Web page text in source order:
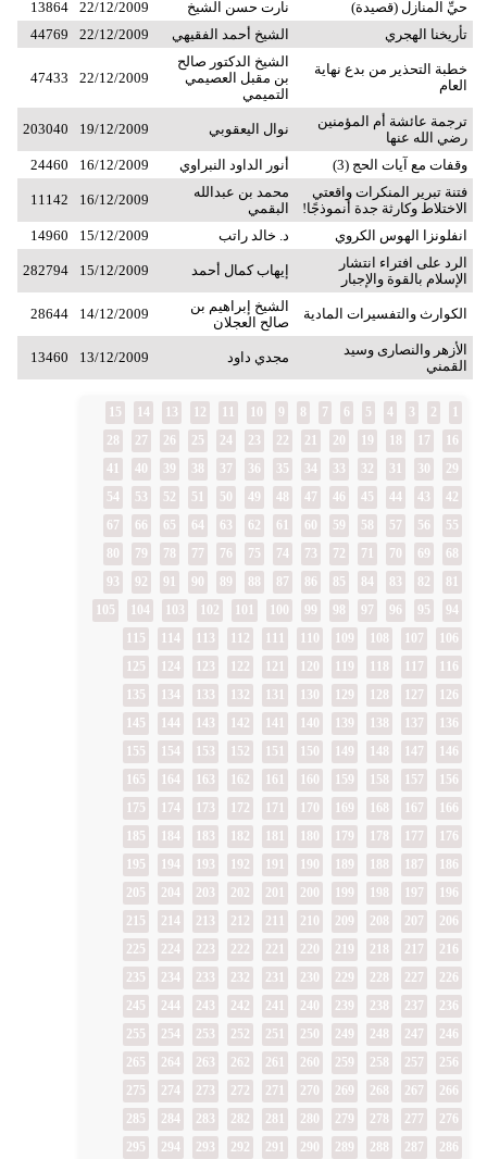
حيِّ المنازل (قصيدة) نارت حسن الشيخ 22/12/2009
13864
تأريخنا الهجري
الشيخ أحمد الفقيهي 22/12/2009
44769
خطبة التحذير من بدع نهاية
العام
الشيخ الدكتور صالح
بن مقبل العصيمي
التميمي
22/12/2009
47433
ترجمة عائشة أم المؤمنين
رضي الله عنها
نوال اليعقوبي 19/12/2009
203040
وقفات مع آيات الحج (3) أنور الداود النبراوي 16/12/2009
24460
فتنة تبرير المنكرات واقعتي
الاختلاط وكارثة جدة أنموذجًا!
محمد بن عبدالله
البقمي
16/12/2009
11142
انفلونزا الهوس الكروي د. خالد راتب 15/12/2009
14960
الرد على افتراء انتشار
الإسلام بالقوة والإجبار
إيهاب كمال أحمد 15/12/2009
282794
الكوارث والتفسيرات المادية
الشيخ إبراهيم بن
صالح العجلان
14/12/2009
28644
الأزهر والنصارى وسيد
القمني
مجدي داود 13/12/2009
13460
2
3
4
5
6
7
8
9
12
13
14
15
16
17
18
19
20
21
22
23
24
25
26
27
28
29
30
31
32
33
34
35
36
37
38
39
40
41
42
43
44
45
46
47
48
49
50
51
52
53
54
55
56
57
58
59
60
61
62
63
64
65
66
67
68
69
70
71
72
73
74
75
76
77
78
79
80
81
82
83
84
85
86
87
88
89
90
91
92
93
94
95
96
97
98
99
102
103
104
105
106
107
108
109
112
113
114
115
116
117
118
119
120
121
122
123
124
125
126
127
128
129
130
131
132
133
134
135
136
137
138
139
140
141
142
143
144
145
146
147
148
149
150
151
152
153
154
155
156
157
158
159
160
161
162
163
164
165
166
167
168
169
170
171
172
173
174
175
176
177
178
179
180
181
182
183
184
185
186
187
188
189
190
191
192
193
194
195
196
197
198
199
200
201
202
203
204
205
206
207
208
209
210
211
212
213
214
215
216
217
218
219
220
221
222
223
224
225
226
227
228
229
230
231
232
233
234
235
236
237
238
239
240
241
242
243
244
245
246
247
248
249
250
251
252
253
254
255
256
257
258
259
260
261
262
263
264
265
266
267
268
269
270
271
272
273
274
275
276
277
278
279
280
281
282
283
284
285
286
287
288
289
290
291
292
293
294
295